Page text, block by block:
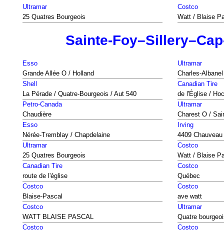
Ultramar
25 Quatres Bourgeois
Costco
Watt / Blaise
Sainte-
Esso
Grande Allée O / Holland
Ultramar
Charles-
Shell
La Pérade / Quatre-Bourgeois / Aut 540
Canadian Tire
de l'Église /
Petro-Canada
Chaudière
Ultramar
Charest O /
Esso
Nérée-Tremblay / Chapdelaine
Irving
4409
Ultramar
25 Quatres Bourgeois
Costco
Watt / Blaise
Canadian Tire
route de l'église
Costco
Québec
Costco
Blaise-Pascal
Costco
ave watt
Costco
WATT BLAISE PASCAL
Ultramar
Quatre
Costco
Costco